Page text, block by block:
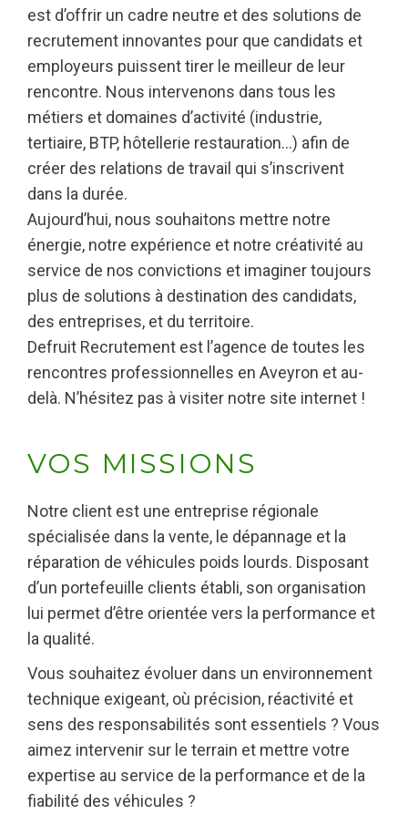
est d’offrir un cadre neutre et des solutions de
recrutement innovantes pour que candidats et
employeurs puissent tirer le meilleur de leur
rencontre. Nous intervenons dans tous les
métiers et domaines d’activité (industrie,
tertiaire, BTP, hôtellerie restauration…) afin de
créer des relations de travail qui s’inscrivent
dans la durée.
Aujourd’hui, nous souhaitons mettre notre
énergie, notre expérience et notre créativité au
service de nos convictions et imaginer toujours
plus de solutions à destination des candidats,
des entreprises, et du territoire.
Defruit Recrutement est l’agence de toutes les
rencontres professionnelles en Aveyron et au-
delà. N’hésitez pas à visiter notre site internet !
VOS MISSIONS
Notre client est une entreprise régionale
spécialisée dans la vente, le dépannage et la
réparation de véhicules poids lourds. Disposant
d’un portefeuille clients établi, son organisation
lui permet d’être orientée vers la performance et
la qualité.
Vous souhaitez évoluer dans un environnement
technique exigeant, où précision, réactivité et
sens des responsabilités sont essentiels ? Vous
aimez intervenir sur le terrain et mettre votre
expertise au service de la performance et de la
fiabilité des véhicules ?